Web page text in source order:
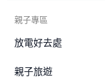
親子專區
放電好去處
親子旅遊